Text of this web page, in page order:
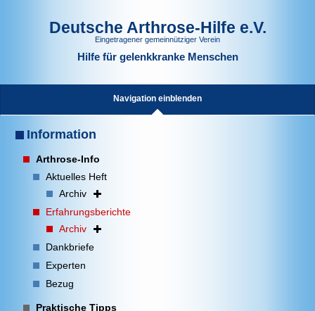
Deutsche Arthrose-Hilfe e.V.
Eingetragener gemeinnütziger Verein
Hilfe für gelenkkranke Menschen
Navigation einblenden
Information
Arthrose-Info
Aktuelles Heft
Archiv
Erfahrungsberichte
Archiv
Dankbriefe
Experten
Bezug
Praktische Tipps